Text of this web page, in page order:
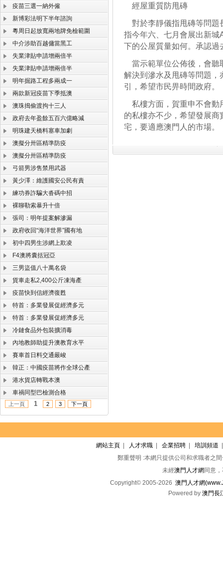
疫苗三選一納外僱
新博彩法明下半年諮詢
粵周日起放寬兩地牌免檢範圍
中介涉助百越傭當黑工
失業津貼申請增兩倍半
失業津貼申請增兩倍半
明年掘路工程多兩成一
兩款新冠疫苗下季抵澳
澳珠搗偷渡拘十三人
政府去年盈餘五百六億略減
明珠建天橋料塞車加劇
澳擬分卅區精準防疫
澳擬分卅區精準防疫
弓箭男涉售禁用武器
黃少澤：維護國安公民有責
練功券詐騙大沓碼中招
裸聊勒索暴升十倍
張司：明年提案解滲漏
政府收回“海洋世界”國有地
初中四男生涉網上欺凌
F4澳將囊括冠亞
三男盜值八十萬名袋
貨車走私2,400公斤凍海產
疫苗快到信經濟復甦
特首：多業發展促經濟多元
特首：多業發展促經濟多元
冷鏈食品外包裝擴消毒
內地教師助提升澳教育水平
賽車首日料交通嚴峻
韓正：中國疫苗將作全球公產
港水貨店轉戰本澳
車禍同型巴檢測合格
上一頁 1 2 3 下一頁
經屋重質防甩磚
對於李靜儀指甩磚等問題
指今年六、七月會展出新
下的公屋質量如何。承認
當示範單位公佈後，會聽
解決到滲水及甩磚等問題
引，希望市民畀時間政府。
私樓方面，賀重申不會動
的私樓亦不少，希望發展
宅，要適應澳門人的市場。
網站主頁 人才求職 企業招聘 培訓頻道
鄭重聲明 :本網只提供公司和求職者之
未經澳門人才網 同意
Copyright© 2005-2026 澳門人才網
Powered by 澳門長